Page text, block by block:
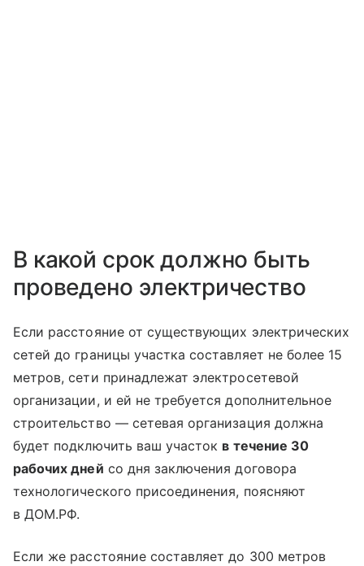
В какой срок должно быть
проведено электричество
Если расстояние от существующих электрических
сетей до границы участка составляет не более 15
метров, сети принадлежат электросетевой
организации, и ей не требуется дополнительное
строительство — сетевая организация должна
будет подключить ваш участок в течение 30
рабочих дней со дня заключения договора
технологического присоединения, поясняют
в ДОМ.РФ.
Если же расстояние составляет до 300 метров